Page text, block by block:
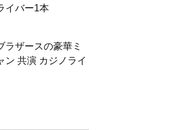
イバー1本
ラザースの豪華ミ
ン 共演 カジノライ